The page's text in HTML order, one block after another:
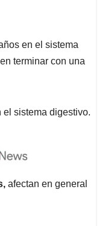
en el sistema
terminar con una
el sistema digestivo.
afectan en general